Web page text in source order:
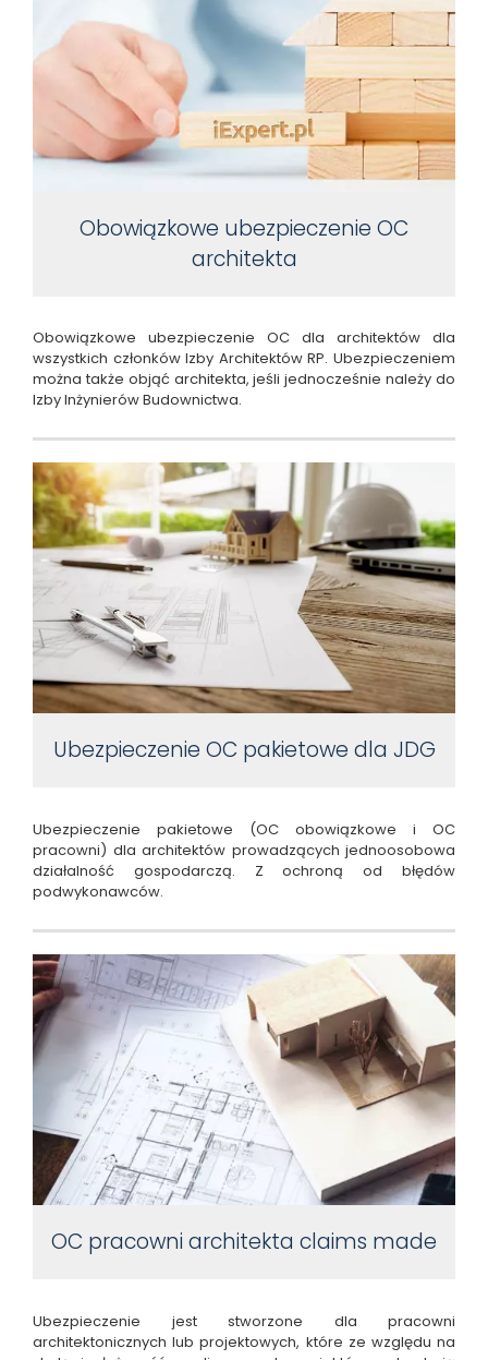
Obowiązkowe ubezpieczenie OC
architekta
Obowiązkowe ubezpieczenie OC dla architektów dla
wszystkich członków Izby Architektów RP. Ubezpieczeniem
można także objąć architekta, jeśli jednocześnie należy do
Izby Inżynierów Budownictwa.
Ubezpieczenie OC pakietowe dla JDG
Ubezpieczenie pakietowe (OC obowiązkowe i OC
pracowni) dla architektów prowadzących jednoosobowa
działalność gospodarczą. Z ochroną od błędów
podwykonawców.
OC pracowni architekta claims made
Ubezpieczenie jest stworzone dla pracowni
architektonicznych lub projektowych, które ze względu na